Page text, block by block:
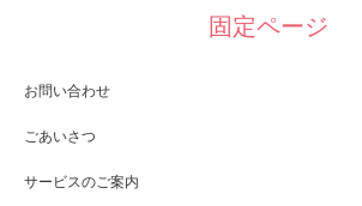
固定ページ
お問い合わせ
ごあいさつ
サービスのご案内